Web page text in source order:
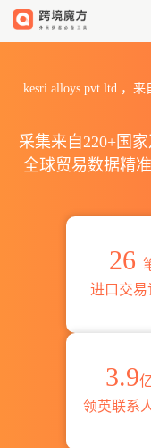
kesri alloys pvt ltd.，
采集来自220+国
全球贸易数据精
26
进口交易
3.9
领英联系